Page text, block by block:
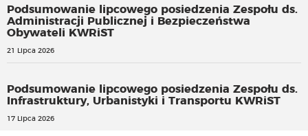
Podsumowanie lipcowego posiedzenia Zespołu ds.
Administracji Publicznej i Bezpieczeństwa
Obywateli KWRiST
21 Lipca 2026
Podsumowanie lipcowego posiedzenia Zespołu ds.
Infrastruktury, Urbanistyki i Transportu KWRiST
17 Lipca 2026